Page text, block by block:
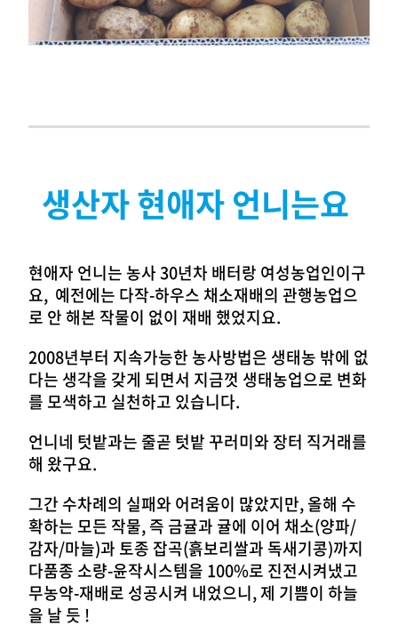
생산자 현애자 언니는요
현애자 언니는 농사 30년차 배터랑 여성농업인이구
요, 예전에는 다작-하우스 채소재배의 관행농업으
로 안 해본 작물이 없이 재배 했었지요.
2008년부터 지속가능한 농사방법은 생태농 밖에 없
다는 생각을 갖게 되면서 지금껏 생태농업으로 변화
를 모색하고 실천하고 있습니다.
언니네 텃밭과는 줄곧 텃밭 꾸러미와 장터 직거래를
해 왔구요.
그간 수차례의 실패와 어려움이 많았지만, 올해 수
확하는 모든 작물, 즉 금귤과 귤에 이어 채소(양파/
감자/마늘)과 토종 잡곡(흙보리쌀과 독새기콩)까지
다품종 소량-윤작시스템을 100%로 진전시켜냈고
무농약-재배로 성공시켜 내었으니, 제 기쁨이 하늘
을 날 듯 !